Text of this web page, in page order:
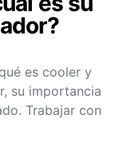
es cooler y
su importancia
Trabajar con